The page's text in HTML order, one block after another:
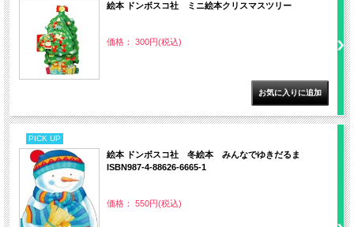
絵本 ドンボスコ社 ミニ絵本クリスマスツリー
価格： 300円(税込)
PICK UP
絵本 ドンボスコ社 冬絵本 みんなでゆきだるま
ISBN987-4-88626-6665-1
価格： 550円(税込)